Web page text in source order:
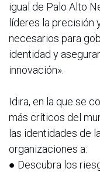
igual de Palo Alto
líderes la precisión
necesarios para
identidad y
innovación».
Idira, en la que se
más críticos del
las identidades de
organizaciones a:
● Descubra los